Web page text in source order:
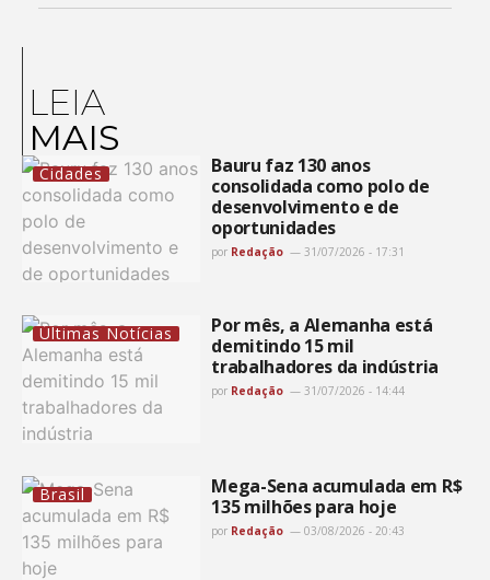
LEIA
MAIS
Cidades
Bauru faz 130 anos
consolidada como polo de
desenvolvimento e de
oportunidades
por Redação 31/07/2026 - 17:31
Últimas Notícias
Por mês, a Alemanha está
demitindo 15 mil
trabalhadores da indústria
por Redação 31/07/2026 - 14:44
Brasil
Mega-Sena acumulada em R$
135 milhões para hoje
por Redação 03/08/2026 - 20:43